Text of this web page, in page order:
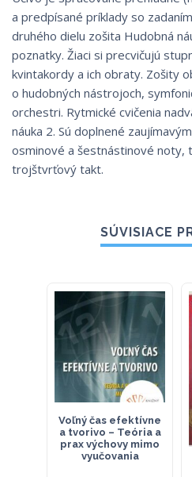
a predpísané príklady so
druhého dielu zošita Hudobná
poznatky. Žiaci si precvičujú
kvintakordy a ich obraty. Zošity
o hudobných nástrojoch,
orchestri. Rytmické cvičenia
náuka 2. Sú doplnené
osminové a šestnástinové noty,
trojštvrťový takt.
SÚVISIACE
Voľný čas efektívne
a tvorivo – Teória a
prax výchovy mimo
vyučovania